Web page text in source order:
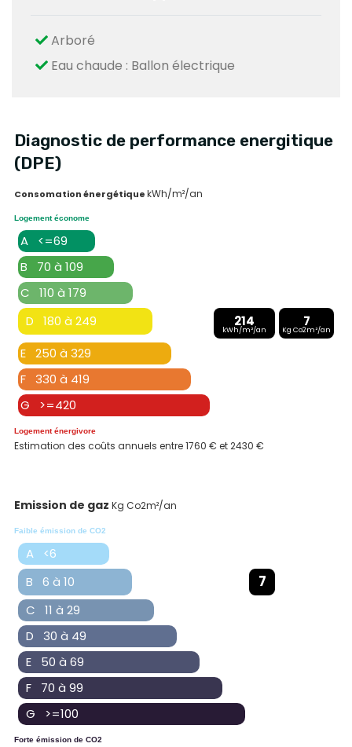
Arboré
Eau chaude : Ballon électrique
Diagnostic de performance energitique
(DPE)
Consomation énergétiquekWh/m²/an
Logement économe
A <=69
B 70 à 109
C 110 à 179
D 180 à 249
214
kWh/m²/an
7
Kg Co2m²/an
E 250 à 329
F 330 à 419
G >=420
Logement énergivore
Estimation des coûts annuels entre 1760 € et 2430 €
Emission de gaz Kg Co2m²/an
Faible émission de CO2
A <6
B 6 à 10
7
C 11 à 29
D 30 à 49
E 50 à 69
F 70 à 99
G >=100
Forte émission de CO2